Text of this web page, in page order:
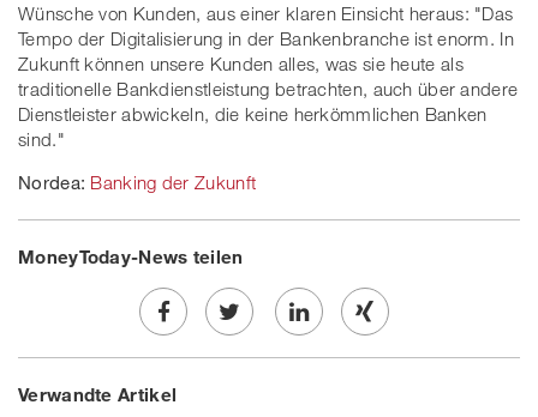
Wünsche von Kunden, aus einer klaren Einsicht heraus: "Das
Tempo der Digitalisierung in der Bankenbranche ist enorm. In
Zukunft können unsere Kunden alles, was sie heute als
traditionelle Bankdienstleistung betrachten, auch über andere
Dienstleister abwickeln, die keine herkömmlichen Banken
sind."
Nordea: Banking der Zukunft
MoneyToday-News teilen
Share
on
Twe
Share Share
Verwandte Artikel